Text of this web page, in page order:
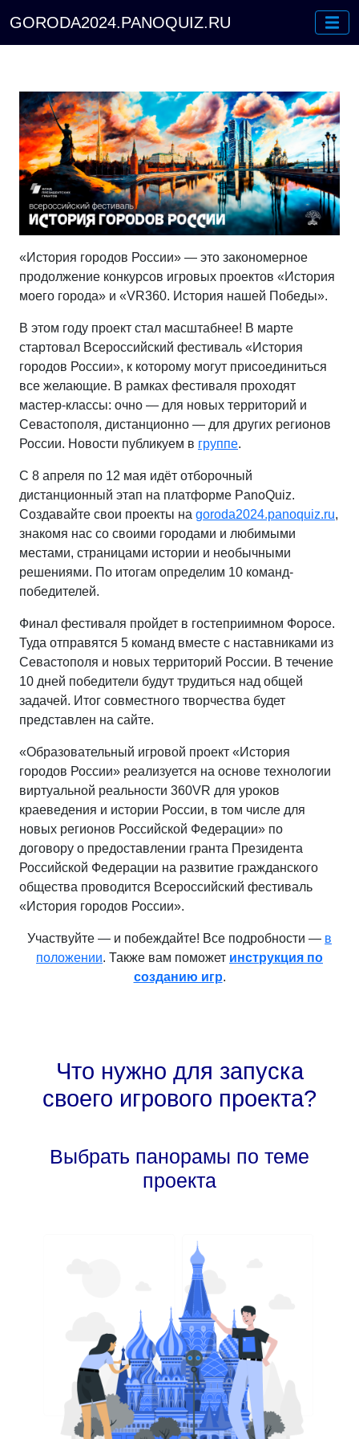
GORODA2024.PANOQUIZ.RU
«История городов России» — это закономерное
продолжение конкурсов игровых проектов «История
моего города» и «VR360. История нашей Победы».
В этом году проект стал масштабнее! В марте
стартовал Всероссийский фестиваль «История
городов России», к которому могут присоединиться
все желающие. В рамках фестиваля проходят
мастер-классы: очно — для новых территорий и
Севастополя, дистанционно — для других регионов
России. Новости публикуем в группе.
С 8 апреля по 12 мая идёт отборочный
дистанционный этап на платформе PanoQuiz.
Создавайте свои проекты на goroda2024.panoquiz.ru,
знакомя нас со своими городами и любимыми
местами, страницами истории и необычными
решениями. По итогам определим 10 команд-
победителей.
Финал фестиваля пройдет в гостеприимном Форосе.
Туда отправятся 5 команд вместе с наставниками из
Севастополя и новых территорий России. В течение
10 дней победители будут трудиться над общей
задачей. Итог совместного творчества будет
представлен на сайте.
«Образовательный игровой проект «История
городов России» реализуется на основе технологии
виртуальной реальности 360VR для уроков
краеведения и истории России, в том числе для
новых регионов Российской Федерации» по
договору о предоставлении гранта Президента
Российской Федерации на развитие гражданского
общества проводится Всероссийский фестиваль
«История городов России».
Участвуйте — и побеждайте! Все подробности — в
положении. Также вам поможет инструкция по
созданию игр.
Что нужно для запуска
своего игрового проекта?
Выбрать панорамы по теме
проекта